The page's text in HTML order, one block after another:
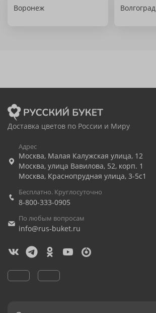
Воронеж Волгоград
Доставка цветов по России и Миру
Адрес
Москва, Малая Калужская улица, 12
Москва, улица Вавилова, 52, корп. 1
Москва, Краснопрудная улица, 3-5с1
Бесплатно. Круглосуточно
8-800-333-0905
По любым вопросам
info@rus-buket.ru